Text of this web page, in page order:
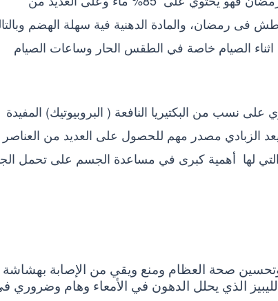
فى رمضان، والمادة الدهنية فية سهلة الهضم
الصيام خاصة في الطقس الحار وساعات الصيام
نسب من البكتيريا النافعة ( البروبيوتيك) المفيدة
الزبادي مصدر مهم للحصول على العديد من العناصر
) التي لها أهمية كبرى في مساعدة الجسم على تحمل
صحة العظام ومنع ويقي من الإصابة بهشاشة
الذي يحلل الدهون في الأمعاء وهام وضروري